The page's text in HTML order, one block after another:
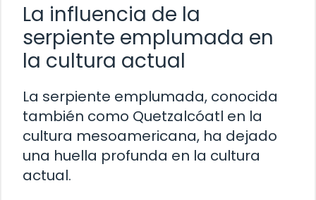
La influencia de la
serpiente emplumada en
la cultura actual
La serpiente emplumada, conocida
también como Quetzalcóatl en la
cultura mesoamericana, ha dejado
una huella profunda en la cultura
actual.